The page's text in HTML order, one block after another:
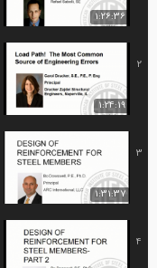
1:26:36
2
1:24:19
3
1:31:37
4